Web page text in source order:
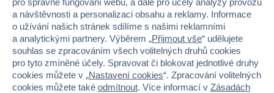
Věk od 6
Pohlaví KLUK
Šířka 13.97
a návštěvnosti a personalizaci obsahu a reklamy. Informace
o užívání našich stránek sdílíme s našimi reklamními
a analytickými partnery. Výběrem „Přijmout vše“ udělujete
souhlas se zpracováním všech volitelných druhů cookies
pro tyto zmíněné účely. Spravovat či blokovat jednotlivé druhy
cookies můžete v „Nastavení cookies“. Zpracování volitelných
cookies můžete také odmítnout. Více informací v Zásadách